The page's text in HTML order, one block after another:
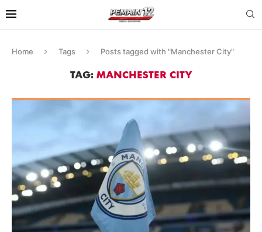
Home Tags Posts tagged with "Manchester City"
TAG: MANCHESTER CITY